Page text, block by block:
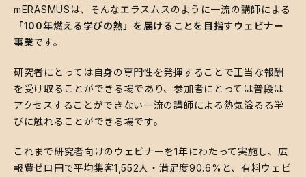
mERASMUSは、そんなエラスムスのように一流の講師による
「100年燃える学びの熱」を届けることを目指すウェビナー
事業です。
研究者にとっては自身の専門性を発揮することで正当な報酬
を受け取ることができる場であり、参加者にとっては普段は
アクセスすることができない一流の講師による熱気溢るる学
びに触れることができる場です。
これまで研究者向けのウェビナーを1年にわたって実施し、広
報費ゼロ円で平均集客1,552人・満足度90.6%と、有料ウェビ